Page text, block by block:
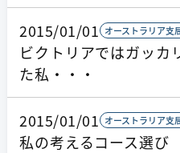
2015/01/01 オーストラリア支
ビクトリアではガッカ
た私・・・
2015/01/01 オーストラリア支
私の考えるコース選び